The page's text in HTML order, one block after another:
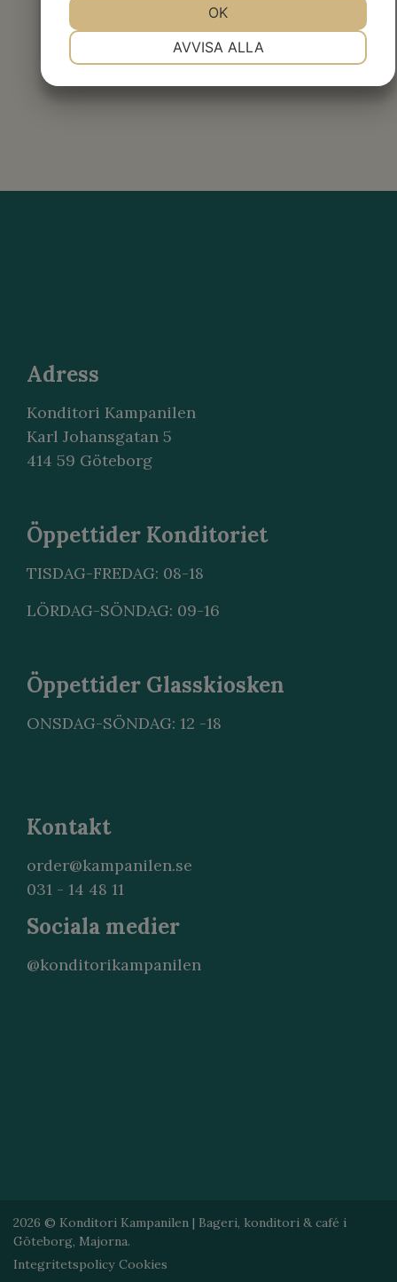
Adress
Konditori Kampanilen
Karl Johansgatan 5
414 59 Göteborg
Öppettider Konditoriet
TISDAG-FREDAG: 08-18
LÖRDAG-SÖNDAG: 09-16
Öppettider Glasskiosken
ONSDAG-SÖNDAG: 12 -18
Kontakt
order@kampanilen.se
031 - 14 48 11
Sociala medier
@konditorikampanilen
2026 © Konditori Kampanilen | Bageri, konditori & café i
Göteborg, Majorna.
Integritetspolicy Cookies
AVVISA ALLA
OK